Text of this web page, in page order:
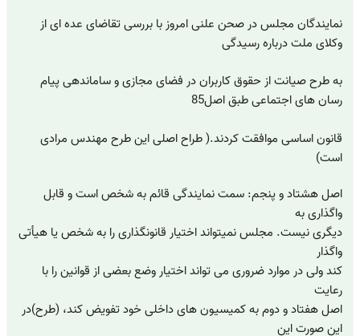
نمایندگان مجلس در صحن علنی امروز با بررسی تقاضای عده ای از
وکلای ملت درباره رسیدگی
به طرح صیانت از حقوق کاربران در فضای مجازی و ساماندهی پیام
رسان های اجتماعی طبق اصل85
قانون اساسی موافقت کردند.( طراح اصلی این طرح مهندس مرادی
است)
اصل‏ هشتاد و پنجم: ‎‎سمت‏ نمایندگی‏ قائم‏ به‏ شخص‏ است‏ و قابل‏
واگذاری‏ به‏
دیگری‏ نیست‏. مجلس‏ نمی‏تواند اختیار قانونگذاری‏ را به‏ شخص‏ یا هیأتی‏
واگذار
کند ولی‏ در موارد ضروری‏ می‏ تواند اختیار وضع بعضی‏ از قوانین‏ را با
رعایت‏
اصل‏ هفتاد و دوم‏ به‏ کمیسیون‏ های‏ داخلی‏ خود تفویض‏ کند، (طرح)در
این‏ صورت‏ این‏